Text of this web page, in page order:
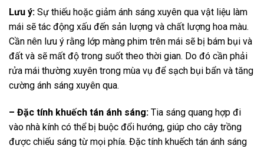
Lưu ý: Sự thiếu hoặc giảm ánh sáng xuyên qua vật liệu làm
mái sẽ tác động xấu đến sản lượng và chất lượng hoa màu.
Cần nên lưu ý rằng lớp màng phim trên mái sẽ bị bám bụi và
đất và sẽ mất độ trong suốt theo thời gian. Do đó cần phải
rửa mái thường xuyên trong mùa vụ để sạch bụi bẩn và tăng
cường ánh sáng xuyên qua.
– Đặc tính khuếch tán ánh sáng: Tia sáng quang hợp đi
vào nhà kính có thể bị buộc đổi hướng, giúp cho cây trồng
được chiếu sáng từ mọi phía. Đặc tính khuếch tán ánh sáng